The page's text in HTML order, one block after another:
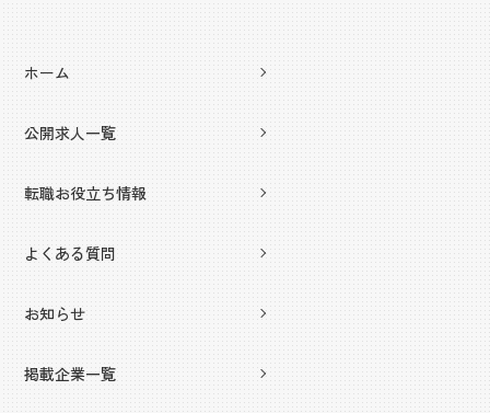
ホーム
公開求人一覧
転職お役立ち情報
よくある質問
お知らせ
掲載企業一覧